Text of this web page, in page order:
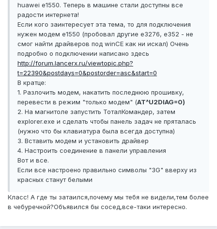
huawei e1550. Теперь в машине стали доступны все
радости интернета!
Если кого заинтересует эта тема, то для подключения
нужен модем e1550 (пробовал другие e3276, e352 - не
смог найти драйверов под winCE как ни искал) Очень
подробно о подключении написано здесь
http://forum.lancerx.ru/viewtopic.php?
t=22390&postdays=0&postorder=asc&start=0
В кратце:
1. Разлочить модем, накатить последнюю прошивку,
перевести в режим "только модем" (AT^U2DIAG=0)
2. На магнитоле запустить ТоталКомандер, затем
explorer.exe и сделать чтобы панель задач не пряталась
(нужно что бы клавиатура была всегда доступна)
3. Вставить модем и установить драйвер
4. Настроить соединение в панели управления
Вот и все.
Если все настроено правильно символы "3G" вверху из
красных станут белыми
Класс! А где ты затаился,почему мы тебя не видели,тем более
в чебуречной?Объявился бы сосед,все-таки интересно.